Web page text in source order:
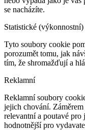
se nacházíte.
Statistické (výkonnostní)
Tyto soubory cookie
porozumět tomu, jak
tím, že shromažďují a
Reklamní
Reklamní soubory
jejich chování.
relevantní a poutavé pro
hodnotnější pro